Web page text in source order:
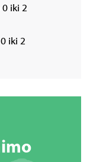
iki 2
iki 2